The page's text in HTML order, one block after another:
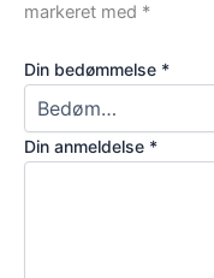
markeret med *
Din bedømmelse *
Din anmeldelse *